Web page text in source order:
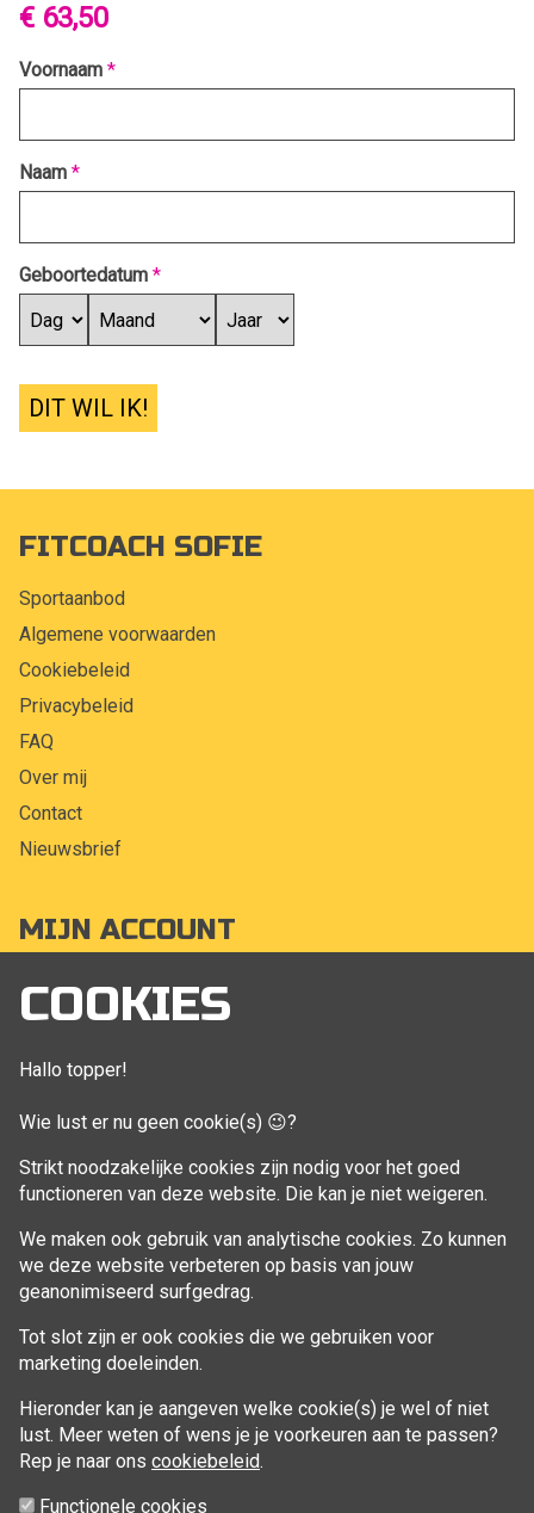
COOKIES
Hallo topper!
Wie lust er nu geen cookie(s) 😉?
Strikt noodzakelijke cookies zijn nodig voor het goed
functioneren van deze website. Die kan je niet weigeren.
We maken ook gebruik van analytische cookies. Zo kunnen
we deze website verbeteren op basis van jouw
geanonimiseerd surfgedrag.
Tot slot zijn er ook cookies die we gebruiken voor
marketing doeleinden.
Hieronder kan je aangeven welke cookie(s) je wel of niet
lust. Meer weten of wens je je voorkeuren aan te passen?
Rep je naar ons cookiebeleid.
Functionele cookies
€ 63,50
Voornaam *
Naam *
Geboortedatum *
DIT WIL IK!
FITCOACH SOFIE
Sportaanbod
Algemene voorwaarden
Cookiebeleid
Privacybeleid
FAQ
Over mij
Contact
Nieuwsbrief
MIJN ACCOUNT
Mijn account
Bestellingen
Aankoop beheren
VOLG MIJ
Facebook